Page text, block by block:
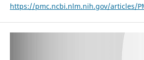
https://pmc.ncbi.nlm.nih.gov/articles/